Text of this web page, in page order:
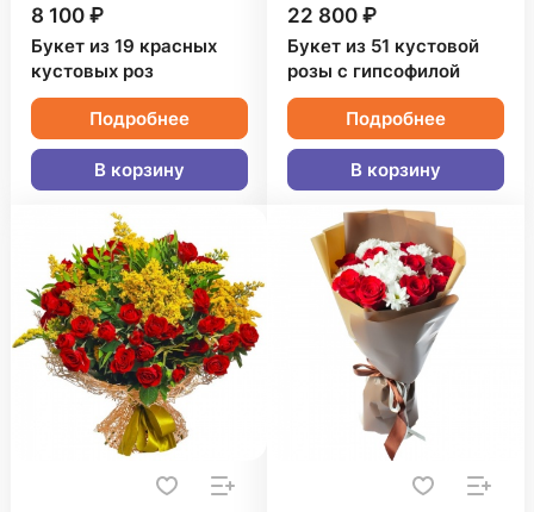
8 100 ₽
Букет из 19 красных
кустовых роз
Подробнее
В корзину
22 800 ₽
Букет из 51 кустовой
розы с гипсофилой
Подробнее
В корзину